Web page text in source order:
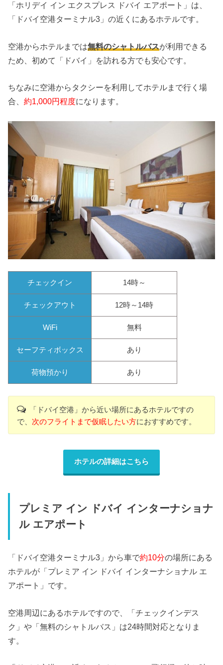
「ホリデイ イン エクスプレス ドバイ エアポート」は、
「ドバイ空港ターミナル3」の近くにあるホテルです。
空港からホテルまでは無料のシャトルバスが利用できる
ため、初めて「ドバイ」を訪れる方でも安心です。
ちなみに空港からタクシーを利用してホテルまで行く場
合、約1,000円程度になります。
チェックイン 14時～
チェックアウト 12時～14時
WiFi 無料
セーフティボックス あり
荷物預かり あり
「ドバイ空港」から近い場所にあるホテルですの
で、 次のフライトまで仮眠したい方におすすめです。
ホテルの詳細はこちら
プレミア イン ドバイ インターナショナ
ル エアポート
「ドバイ空港ターミナル3」から車で約10分の場所にある
ホテルが「プレミア イン ドバイ インターナショナル エ
アポート」です。
空港周辺にあるホテルですので、「チェックインデス
ク」や「無料のシャトルバス」は24時間対応となりま
す。